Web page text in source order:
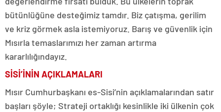
bütünlüğüne desteğimiz tamdır. Biz çatışma, gerilim
ve kriz görmek asla istemiyoruz. Barış ve güvenlik için
Mısırla temaslarımızı her zaman artırma
kararlılığındayız.
SİSİ’İNİN AÇIKLAMALARI
Mısır Cumhurbaşkanı es-Sisi’nin açıklamalarından satır
başları şöyle; Strateji ortaklığı kesinlikle iki ülkenin çok